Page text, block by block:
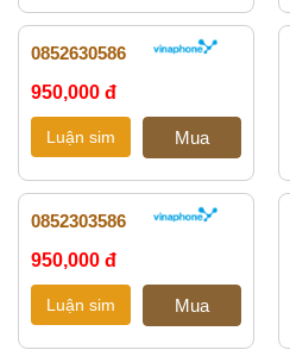
0852630586
950,000 đ
0852303586
950,000 đ